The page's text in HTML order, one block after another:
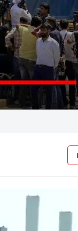
गिराने की